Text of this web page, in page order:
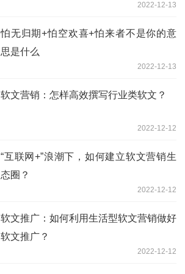
2022-12-13
怕无归期+怕空欢喜+怕来者不是你的意
思是什么
2022-12-13
软文营销：怎样高效撰写行业类软文？
2022-12-12
“互联网+”浪潮下，如何建立软文营销生
态圈？
2022-12-12
软文推广：如何利用生活型软文营销做好
软文推广？
2022-12-12